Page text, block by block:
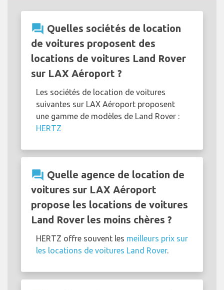
question_answer Quelles sociétés de location
de voitures proposent des
locations de voitures Land Rover
sur LAX Aéroport ?
Les sociétés de location de voitures
suivantes sur LAX Aéroport proposent
une gamme de modèles de Land Rover :
HERTZ
question_answer Quelle agence de location de
voitures sur LAX Aéroport
propose les locations de voitures
Land Rover les moins chères ?
HERTZ offre souvent les meilleurs prix sur
les locations de voitures Land Rover.